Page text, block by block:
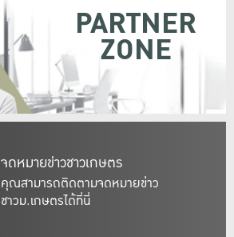
จดหมายข่าวชาวเกษตร
คุณสามารถติดตามจดหมายข่าว
ชาวม.เกษตรได้ที่นี่
PARTNER
ZONE